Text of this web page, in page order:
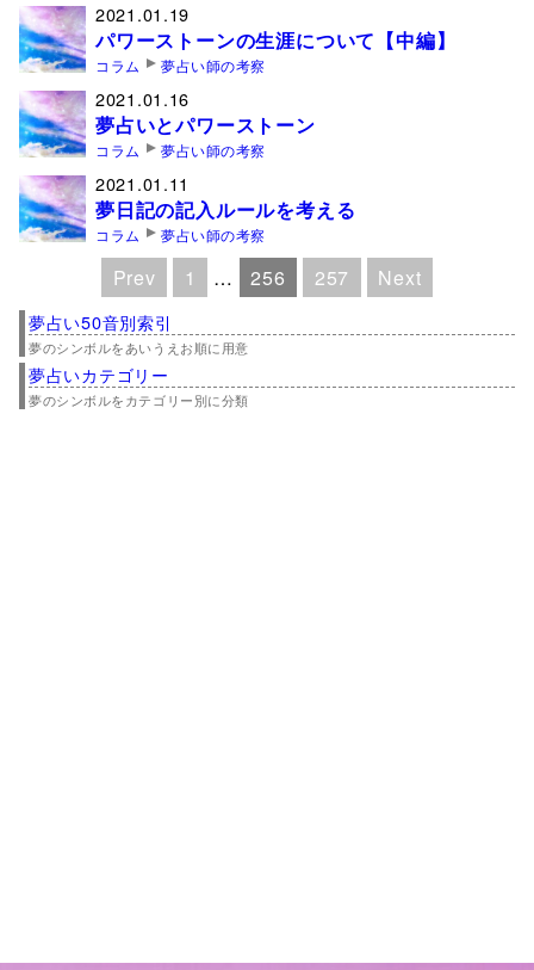
2021.01.19
パワーストーンの生涯について【中編】
コラム 夢占い師の考察
2021.01.16
夢占いとパワーストーン
コラム 夢占い師の考察
2021.01.11
夢日記の記入ルールを考える
コラム 夢占い師の考察
Prev 1 … 256 257 Next
夢占い50音別索引
夢のシンボルをあいうえお順に用意
夢占いカテゴリー
夢のシンボルをカテゴリー別に分類